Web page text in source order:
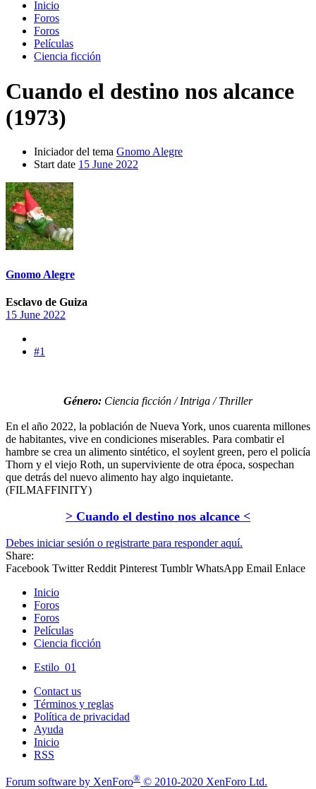
Inicio
Foros
Foros
Películas
Ciencia ficción
Cuando el destino nos alcance
(1973)
Iniciador del tema Gnomo Alegre
Start date 15 June 2022
Gnomo Alegre
Esclavo de Guiza
15 June 2022
#1
Género: Ciencia ficción / Intriga /Thriller
En el año 2022, la población de Nueva York, unos cuarenta millones
de habitantes, vive en condiciones miserables. Para combatir el
hambre se crea un alimento sintético, el soylent green, pero el policía
Thorn y el viejo Roth, un superviviente de otra época, sospechan
que detrás del nuevo alimento hay algo inquietante.
(FILMAFFINITY)
> Cuando el destino nos alcance <
Debes iniciar sesión o registrarte para responder aquí.
Share:
Facebook Twitter Reddit Pinterest Tumblr WhatsApp Email Enlace
Inicio
Foros
Foros
Películas
Ciencia ficción
Estilo_01
Contact us
Términos y reglas
Política de privacidad
Ayuda
Inicio
RSS
Forum software by XenForo® © 2010-2020 XenForo Ltd.